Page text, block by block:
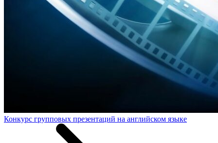
Конкурс групповых презентаций на английском языке